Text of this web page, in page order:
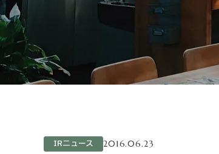
IRニュース 2016.06.23